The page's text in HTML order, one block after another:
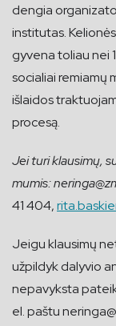
dengia
institutas.
gyvena toliau nei
socialiai remiamų
išlaidos
procesą.
Jei turi klausimų,
mumis:
41 404,
Jeigu klausimų
užpildyk dalyvio
nepavyksta
el. paštu